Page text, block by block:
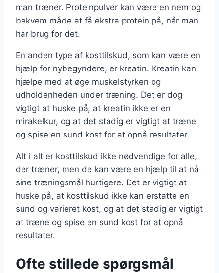
man træner. Proteinpulver kan være en nem og
bekvem måde at få ekstra protein på, når man
har brug for det.
En anden type af kosttilskud, som kan være en
hjælp for nybegyndere, er kreatin. Kreatin kan
hjælpe med at øge muskelstyrken og
udholdenheden under træning. Det er dog
vigtigt at huske på, at kreatin ikke er en
mirakelkur, og at det stadig er vigtigt at træne
og spise en sund kost for at opnå resultater.
Alt i alt er kosttilskud ikke nødvendige for alle,
der træner, men de kan være en hjælp til at nå
sine træningsmål hurtigere. Det er vigtigt at
huske på, at kosttilskud ikke kan erstatte en
sund og varieret kost, og at det stadig er vigtigt
at træne og spise en sund kost for at opnå
resultater.
Ofte stillede spørgsmål